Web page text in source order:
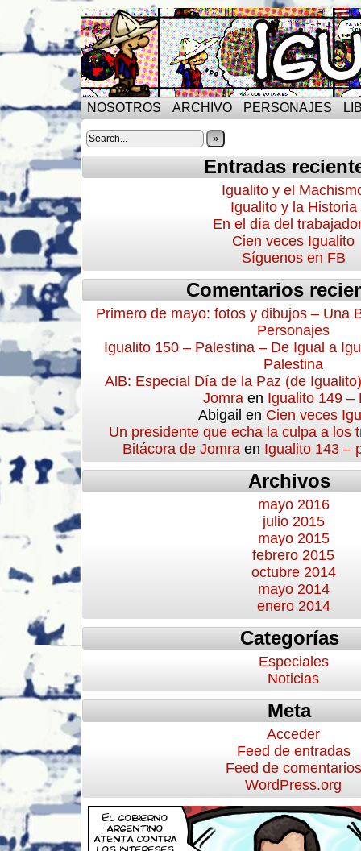
NOSOTROS ARCHIVO PERSONAJES
»
Entradas
Igualito y el
Igualito y la Historia
En el día del
Cien veces Igualito
Síguenos en FB
Comentarios
Primero de mayo: fotos y dibujos – Una
Personajes
Igualito 150 – Palestina – De Igual a
Palestina
AlB: Especial Día de la Paz (de
Jomra en Igualito 149 –
Abigail en Cien veces
Un presidente que echa la culpa a los
Bitácora de Jomra en Igualito 143 –
Archivos
mayo 2016
julio 2015
mayo 2015
febrero 2015
octubre 2014
mayo 2014
enero 2014
Categorías
Especiales
Noticias
Meta
Acceder
Feed de entradas
Feed de comentarios
WordPress.org